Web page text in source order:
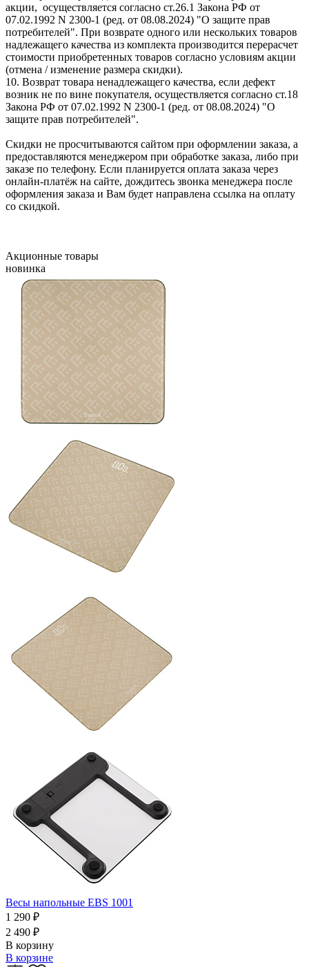
акции, осуществляется согласно ст.26.1 Закона РФ от
07.02.1992 N 2300-1 (ред. от 08.08.2024) "О защите прав
потребителей". При возврате одного или нескольких товаров
надлежащего качества из комплекта производится перерасчет
стоимости приобретенных товаров согласно условиям акции
(отмена / изменение размера скидки).
10. Возврат товара ненадлежащего качества, если дефект
возник не по вине покупателя, осуществляется согласно ст.18
Закона РФ от 07.02.1992 N 2300-1 (ред. от 08.08.2024) "О
защите прав потребителей".
Скидки не просчитываются сайтом при оформлении заказа, а
предоставляются менеджером при обработке заказа, либо при
заказе по телефону. Если планируется оплата заказа через
онлайн-платёж на сайте, дождитесь звонка менеджера после
оформления заказа и Вам будет направлена ссылка на оплату
со скидкой.
Акционные товары
новинка
Весы напольные EBS 1001
1 290 ₽
2 490 ₽
В корзину
В корзине